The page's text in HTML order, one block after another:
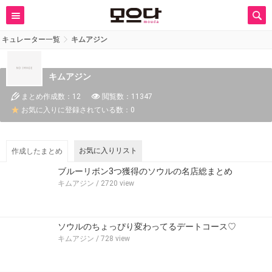
キュレーター一覧 キムアジン
キムアジン
まとめ作成数：12
閲覧数：11347
お気に入りに登録されている数：0
作成したまとめ お気に入りリスト
ブルーリボン3つ獲得のソウルの名店総まとめ
キムアジン / 2720 view
ソウルのちょっぴり変わってるデートコース♡
キムアジン / 728 view